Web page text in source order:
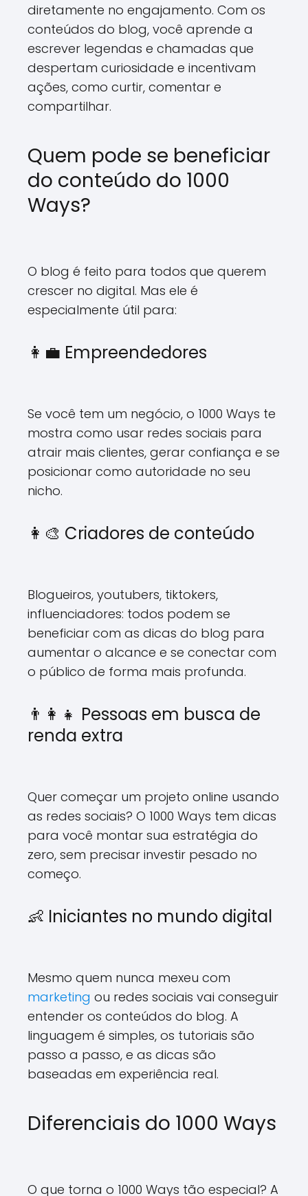
diretamente no engajamento. Com os
conteúdos do blog, você aprende a
escrever legendas e chamadas que
despertam curiosidade e incentivam
ações, como curtir, comentar e
compartilhar.
Quem pode se beneficiar
do conteúdo do 1000
Ways?
O blog é feito para todos que querem
crescer no digital. Mas ele é
especialmente útil para:
👩‍💼 Empreendedores
Se você tem um negócio, o 1000 Ways te
mostra como usar redes sociais para
atrair mais clientes, gerar confiança e se
posicionar como autoridade no seu
nicho.
👩‍🎨 Criadores de conteúdo
Blogueiros, youtubers, tiktokers,
influenciadores: todos podem se
beneficiar com as dicas do blog para
aumentar o alcance e se conectar com
o público de forma mais profunda.
👨‍👩‍👧 Pessoas em busca de
renda extra
Quer começar um projeto online usando
as redes sociais? O 1000 Ways tem dicas
para você montar sua estratégia do
zero, sem precisar investir pesado no
começo.
👶 Iniciantes no mundo digital
Mesmo quem nunca mexeu com
marketing ou redes sociais vai conseguir
entender os conteúdos do blog. A
linguagem é simples, os tutoriais são
passo a passo, e as dicas são
baseadas em experiência real.
Diferenciais do 1000 Ways
O que torna o 1000 Ways tão especial? A